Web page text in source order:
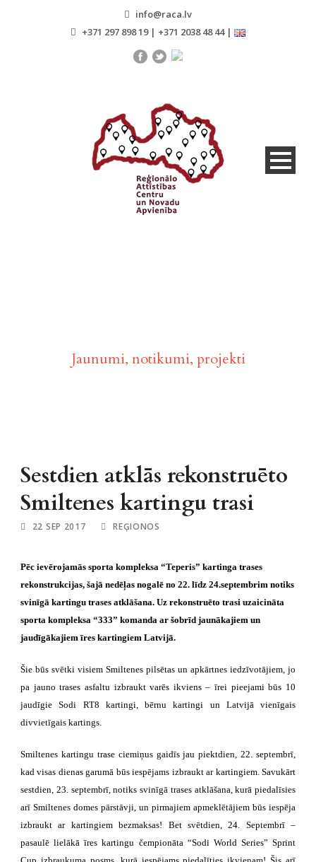
info@raca.lv
+371 297 898 19 | +371 2038 48 44 |
Jaunumi, notikumi, projekti
Sestdien atklās rekonstruēto
Smiltenes kartingu trasi
22 SEP 2017 REĢIONOS
Pēc ievērojamās sporta kompleksa “Teperis” kartinga trases
rekonstrukcijas, šajā nedēļas nogalē no 22. līdz 24.septembrim notiks
svinīgā kartingu trases atklāšana. Uz rekonstruēto trasi uzaicināta
sporta kompleksa “333” komanda ar šobrīd jaunākajiem un
jaudīgākajiem īres kartingiem Latvijā.
Šie būs svētki visiem Smiltenes pilsētas un apkārtnes iedzīvotājiem, jo
pa jauno trases asfaltu izbraukt varēs ikviens – īrei pieejami būs 10
jaudīgie Sodi RT8 kartingi, bērnu kartingi un Latvijā vienīgais
divvietīgais kartings.
Smiltenes kartingu trase ciemiņus gaidīs jau piektdien, 22. septembrī,
kad visas dienas garumā būs iespējams izbraukt ar kartingiem. Savukārt
sestdien, 23. septembrī, notiks svinīgā trases atklāšana, kurā piedalīsies
arī Smiltenes domes pārstāvji, un pirmajiem apmeklētājiem būs iespēja
izbraukt ar kartingiem bezmaksas! Bet svētdien, 24. Septembrī –
pasaulē lielākā īres kartingu čempionāta “Sodi World Series” Sprint